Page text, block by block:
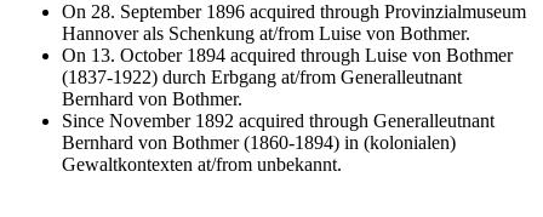
On 28. September 1896 acquired through Provinzialmuseum
Hannover als Schenkung at/from Luise von Bothmer.
On 13. October 1894 acquired through Luise von Bothmer
(1837-1922) durch Erbgang at/from Generalleutnant
Bernhard von Bothmer.
Since November 1892 acquired through Generalleutnant
Bernhard von Bothmer (1860-1894) in (kolonialen)
Gewaltkontexten at/from unbekannt.